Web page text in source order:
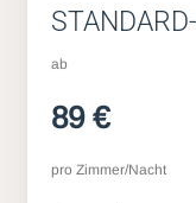
ab
89 €
pro Zimmer/Nacht